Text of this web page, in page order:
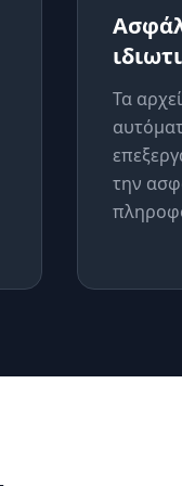
Τα
την